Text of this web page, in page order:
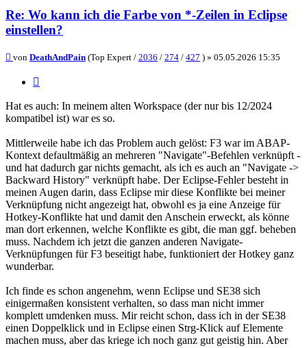
Re: Wo kann ich die Farbe von *-Zeilen in Eclipse
einstellen?
Beitrag
von DeathAndPain (Top Expert / 2036 / 274 / 427 ) » 05.05.2026 15:35
Hat es auch: In meinem alten Workspace (der nur bis 12/2024
kompatibel ist) war es so.
Mittlerweile habe ich das Problem auch gelöst: F3 war im ABAP-
Kontext defaultmäßig an mehreren "Navigate"-Befehlen verknüpft -
und hat dadurch gar nichts gemacht, als ich es auch an "Navigate ->
Backward History" verknüpft habe. Der Eclipse-Fehler besteht in
meinen Augen darin, dass Eclipse mir diese Konflikte bei meiner
Verknüpfung nicht angezeigt hat, obwohl es ja eine Anzeige für
Hotkey-Konflikte hat und damit den Anschein erweckt, als könne
man dort erkennen, welche Konflikte es gibt, die man ggf. beheben
muss. Nachdem ich jetzt die ganzen anderen Navigate-
Verknüpfungen für F3 beseitigt habe, funktioniert der Hotkey ganz
wunderbar.
Ich finde es schon angenehm, wenn Eclipse und SE38 sich
einigermaßen konsistent verhalten, so dass man nicht immer
komplett umdenken muss. Mir reicht schon, dass ich in der SE38
einen Doppelklick und in Eclipse einen Strg-Klick auf Elemente
machen muss, aber das kriege ich noch ganz gut geistig hin. Aber